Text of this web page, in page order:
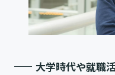
大学時代や就職